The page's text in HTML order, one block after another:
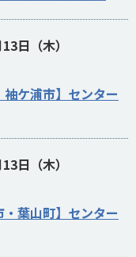
日（木）
袖ケ浦市】センター
日（木）
・葉山町】センター